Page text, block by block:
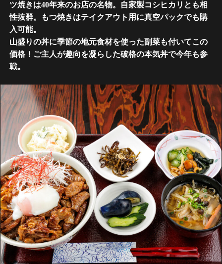
ツ焼きは40年来のお店の名物。自家製コシヒカリとも相
性抜群。もつ焼きはテイクアウト用に真空パックでも購
入可能。
山盛りの丼に季節の地元食材を使った副菜も付いてこの
価格！ご主人が趣向を凝らした破格の本気丼で今年も参
戦。